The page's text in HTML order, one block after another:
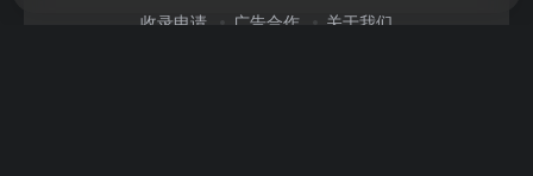
收录申请 广告合作 关于我们